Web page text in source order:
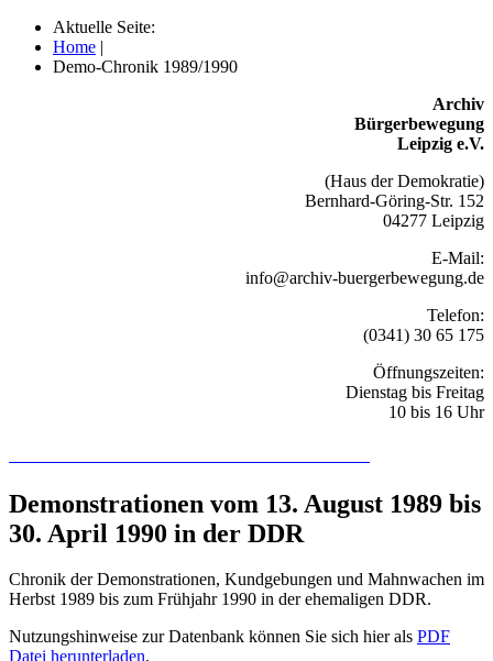
Aktuelle Seite:
Home |
Demo-Chronik 1989/1990
Archiv
Bürgerbewegung
Leipzig e.V.
(Haus der Demokratie)
Bernhard-Göring-Str. 152
04277 Leipzig
E-Mail:
info@archiv-buergerbewegung.de
Telefon:
(0341) 30 65 175
Öffnungszeiten:
Dienstag bis Freitag
10 bis 16 Uhr
Demonstrationen vom 13. August 1989 bis
30. April 1990 in der DDR
Chronik der Demonstrationen, Kundgebungen und Mahnwachen im
Herbst 1989 bis zum Frühjahr 1990 in der ehemaligen DDR.
Nutzungshinweise zur Datenbank können Sie sich hier als PDF
Datei herunterladen.